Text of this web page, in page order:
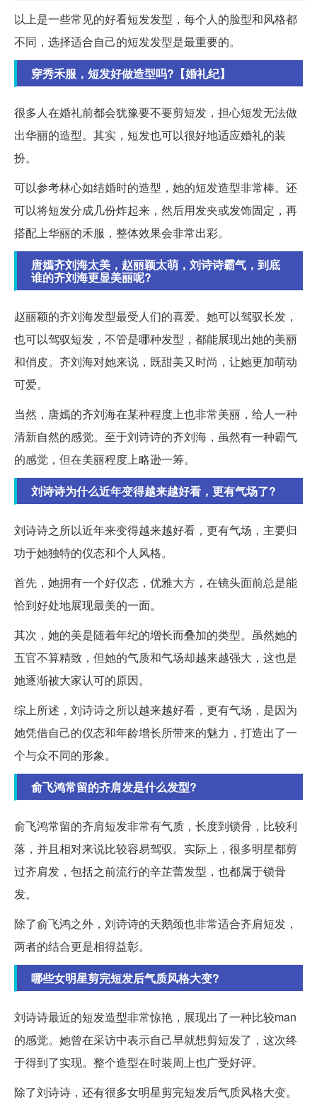
以上是一些常见的好看短发发型，每个人的脸型和风格都
不同，选择适合自己的短发发型是最重要的。
穿秀禾服，短发好做造型吗?【婚礼纪】
很多人在婚礼前都会犹豫要不要剪短发，担心短发无法做
出华丽的造型。其实，短发也可以很好地适应婚礼的装
扮。
可以参考林心如结婚时的造型，她的短发造型非常棒。还
可以将短发分成几份炸起来，然后用发夹或发饰固定，再
搭配上华丽的禾服，整体效果会非常出彩。
唐嫣齐刘海太美，赵丽颖太萌，刘诗诗霸气，到底
谁的齐刘海更显美丽呢?
赵丽颖的齐刘海发型最受人们的喜爱。她可以驾驭长发，
也可以驾驭短发，不管是哪种发型，都能展现出她的美丽
和俏皮。齐刘海对她来说，既甜美又时尚，让她更加萌动
可爱。
当然，唐嫣的齐刘海在某种程度上也非常美丽，给人一种
清新自然的感觉。至于刘诗诗的齐刘海，虽然有一种霸气
的感觉，但在美丽程度上略逊一筹。
刘诗诗为什么近年变得越来越好看，更有气场了?
刘诗诗之所以近年来变得越来越好看，更有气场，主要归
功于她独特的仪态和个人风格。
首先，她拥有一个好仪态，优雅大方，在镜头面前总是能
恰到好处地展现最美的一面。
其次，她的美是随着年纪的增长而叠加的类型。虽然她的
五官不算精致，但她的气质和气场却越来越强大，这也是
她逐渐被大家认可的原因。
综上所述，刘诗诗之所以越来越好看，更有气场，是因为
她凭借自己的仪态和年龄增长所带来的魅力，打造出了一
个与众不同的形象。
俞飞鸿常留的齐肩发是什么发型?
俞飞鸿常留的齐肩短发非常有气质，长度到锁骨，比较利
落，并且相对来说比较容易驾驭。实际上，很多明星都剪
过齐肩发，包括之前流行的辛芷蕾发型，也都属于锁骨
发。
除了俞飞鸿之外，刘诗诗的天鹅颈也非常适合齐肩短发，
两者的结合更是相得益彰。
哪些女明星剪完短发后气质风格大变?
刘诗诗最近的短发造型非常惊艳，展现出了一种比较man
的感觉。她曾在采访中表示自己早就想剪短发了，这次终
于得到了实现。整个造型在时装周上也广受好评。
除了刘诗诗，还有很多女明星剪完短发后气质风格大变。